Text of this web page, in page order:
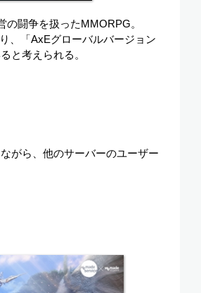
闘争を扱ったMMORPG。
、「AxEグローバルバージョン
と考えられる。
がら、他のサーバーのユーザー